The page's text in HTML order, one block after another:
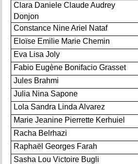
Clara Daniele Claude Audrey
Donjon
Constance Nine Ariel Nataf
Eloïse Emilie Marie Chemin
Eva Lisa Joly
Fabio Eugène Bonifacio Grasset
Jules Brahmi
Julia Nina Sapone
Lola Sandra Linda Alvarez
Marie Jeanine Pierrette Kerhuiel
Racha Belrhazi
Raphaël Georges Farah
Sasha Lou Victoire Bugli